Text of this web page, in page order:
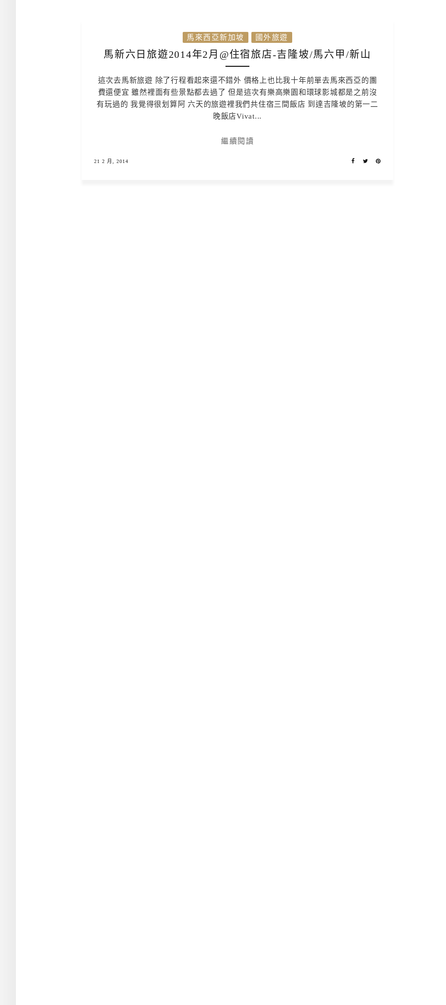
馬來西亞新加坡 國外旅遊
馬新六日旅遊2014年2月@住宿旅店-吉隆坡/馬六甲/新山
這次去馬新旅遊 除了行程看起來還不錯外 價格上也比我十年前單去馬來西亞的團
費還便宜 雖然裡面有些景點都去過了 但是這次有樂高樂園和環球影城都是之前沒
有玩過的 我覺得很划算阿 六天的旅遊裡我們共住宿三間飯店 到達吉隆坡的第一二
晚飯店Vivat...
繼續閱讀
21 2 月, 2014